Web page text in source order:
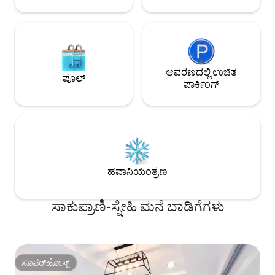
ಪೂಲ್
ಆವರಣದಲ್ಲಿ ಉಚಿತ
ಪಾರ್ಕಿಂಗ್
ಹವಾನಿಯಂತ್ರಣ
ಸಾಕುಪ್ರಾಣಿ-ಸ್ನೇಹಿ ಮನೆ ಬಾಡಿಗೆಗಳು
ಸೂಪರ್‌ಹೋಸ್ಟ್
ಸೂಪರ್‌ಹೋಸ್ಟ್